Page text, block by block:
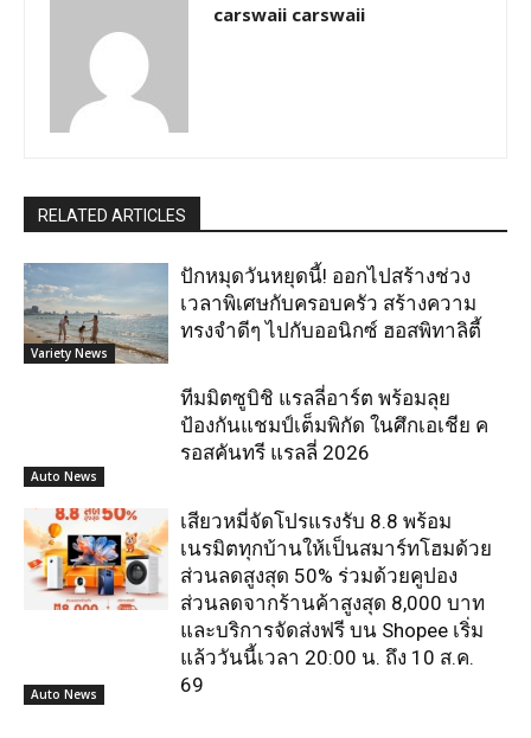
carswaii carswaii
RELATED ARTICLES
Variety News
ปักหมุดวันหยุดนี้! ออกไปสร้างช่วง
เวลาพิเศษกับครอบครัว สร้างความ
ทรงจำดีๆ ไปกับออนิกซ์ ฮอสพิทาลิตี้
Auto News
ทีมมิตซูบิชิ แรลลี่อาร์ต พร้อมลุย
ป้องกันแชมป์เต็มพิกัด ในศึกเอเชีย ค
รอสคันทรี แรลลี่ 2026
Auto News
เสียวหมี่จัดโปรแรงรับ 8.8 พร้อม
เนรมิตทุกบ้านให้เป็นสมาร์ทโฮมด้วย
ส่วนลดสูงสุด 50% ร่วมด้วยคูปอง
ส่วนลดจากร้านค้าสูงสุด 8,000 บาท
และบริการจัดส่งฟรี บน Shopee เริ่ม
แล้ววันนี้เวลา 20:00 น. ถึง 10 ส.ค.
69